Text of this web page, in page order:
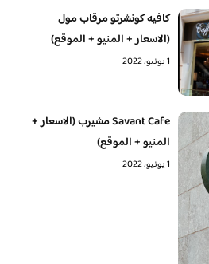
كافيه كونشرتو مرقاب مول
(الاسعار + المنيو + الموقع)
1 يونيو، 2022
Savant Cafe مشيرب (الاسعار +
المنيو + الموقع)
1 يونيو، 2022